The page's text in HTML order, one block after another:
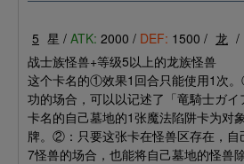
5 星 / ATK: 2000 / DEF: 1500 / 龙 /
战士族怪兽+等级5以上的龙族怪兽
这个卡名的①效果1回合只能使用1次
功的场合，可以以记述了「竜騎士ガ
卡名的自己墓地的1张魔法陷阱卡为对
牌。②：只要这张卡在怪兽区存在，自
7怪兽的场合，也能将自己墓地的怪兽